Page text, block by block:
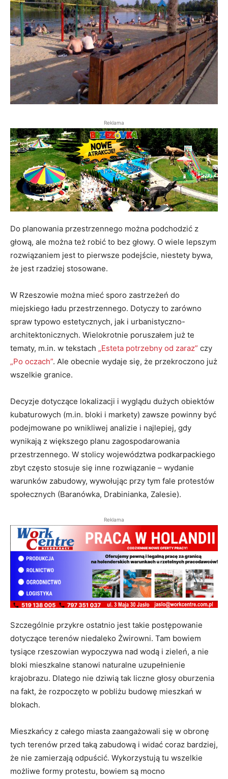
Reklama
Do planowania przestrzennego można podchodzić z
głową, ale można też robić to bez głowy. O wiele lepszym
rozwiązaniem jest to pierwsze podejście, niestety bywa,
że jest rzadziej stosowane.
W Rzeszowie można mieć sporo zastrzeżeń do
miejskiego ładu przestrzennego. Dotyczy to zarówno
spraw typowo estetycznych, jak i urbanistyczno-
architektonicznych. Wielokrotnie poruszałem już te
tematy, m.in. w tekstach „Esteta potrzebny od zaraz” czy
„Po oczach”. Ale obecnie wydaje się, że przekroczono już
wszelkie granice.
Decyzje dotyczące lokalizacji i wyglądu dużych obiektów
kubaturowych (m.in. bloki i markety) zawsze powinny być
podejmowane po wnikliwej analizie i najlepiej, gdy
wynikają z większego planu zagospodarowania
przestrzennego. W stolicy województwa podkarpackiego
zbyt często stosuje się inne rozwiązanie – wydanie
warunków zabudowy, wywołując przy tym fale protestów
społecznych (Baranówka, Drabinianka, Zalesie).
Reklama
Szczególnie przykre ostatnio jest takie postępowanie
dotyczące terenów niedaleko Żwirowni. Tam bowiem
tysiące rzeszowian wypoczywa nad wodą i zieleń, a nie
bloki mieszkalne stanowi naturalne uzupełnienie
krajobrazu. Dlatego nie dziwią tak liczne głosy oburzenia
na fakt, że rozpoczęto w pobliżu budowę mieszkań w
blokach.
Mieszkańcy z całego miasta zaangażowali się w obronę
tych terenów przed taką zabudową i widać coraz bardziej,
że nie zamierzają odpuścić. Wykorzystują tu wszelkie
możliwe formy protestu, bowiem są mocno